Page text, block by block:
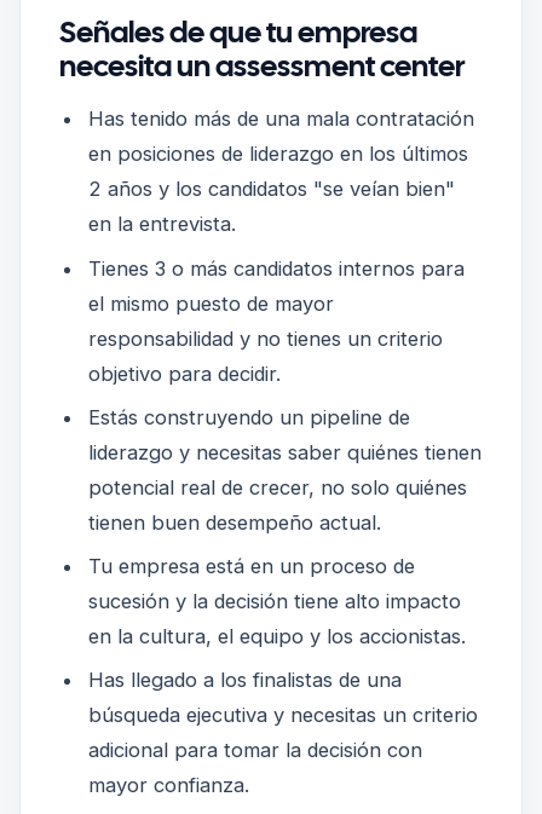
Señales de que tu empresa
necesita un assessment center
Has tenido más de una mala contratación
en posiciones de liderazgo en los últimos
2 años y los candidatos "se veían bien"
en la entrevista.
Tienes 3 o más candidatos internos para
el mismo puesto de mayor
responsabilidad y no tienes un criterio
objetivo para decidir.
Estás construyendo un pipeline de
liderazgo y necesitas saber quiénes tienen
potencial real de crecer, no solo quiénes
tienen buen desempeño actual.
Tu empresa está en un proceso de
sucesión y la decisión tiene alto impacto
en la cultura, el equipo y los accionistas.
Has llegado a los finalistas de una
búsqueda ejecutiva y necesitas un criterio
adicional para tomar la decisión con
mayor confianza.